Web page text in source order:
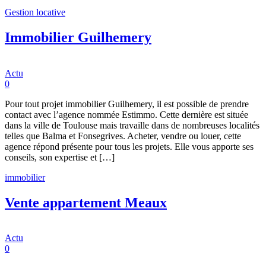
Gestion locative
Immobilier Guilhemery
Actu
0
Pour tout projet immobilier Guilhemery, il est possible de prendre
contact avec l’agence nommée Estimmo. Cette dernière est située
dans la ville de Toulouse mais travaille dans de nombreuses localités
telles que Balma et Fonsegrives. Acheter, vendre ou louer, cette
agence répond présente pour tous les projets. Elle vous apporte ses
conseils, son expertise et […]
immobilier
Vente appartement Meaux
Actu
0